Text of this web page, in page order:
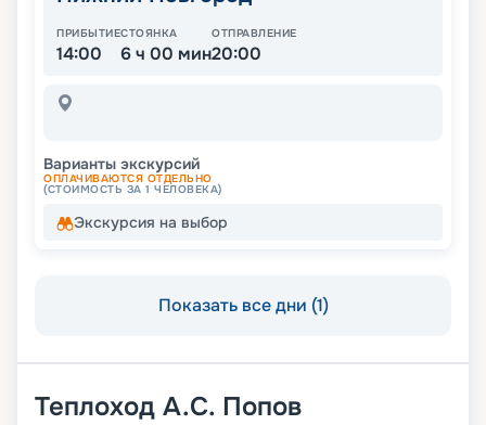
ПРИБЫТИЕ
14:00
СТОЯНКА
6 ч 00 мин
ОТПРАВЛЕНИЕ
20:00
Варианты экскурсий
ОПЛАЧИВАЮТСЯ ОТДЕЛЬНО
(СТОИМОСТЬ ЗА 1 ЧЕЛОВЕКА)
Экскурсия на выбор
Показать все дни (1)
Теплоход А.С. Попов